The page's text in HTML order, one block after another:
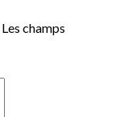
Les champs